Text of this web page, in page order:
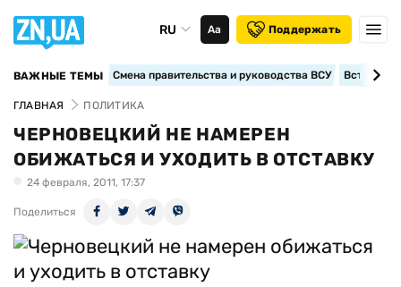
RU Аа Поддержать
ВАЖНЫЕ ТЕМЫ Смена правительства и руководства ВСУ
ГЛАВНАЯ ПОЛИТИКА
ЧЕРНОВЕЦКИЙ НЕ НАМЕРЕН
ОБИЖАТЬСЯ И УХОДИТЬ В ОТСТАВКУ
24 февраля, 2011, 17:37
Поделиться